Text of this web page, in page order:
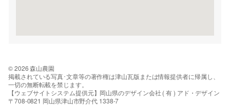
© 2026 森山農園
掲載されている写真･文章等の著作権は津山瓦版または情報提供者に帰属し、
一切の無断転載を禁じます。
【ウェブサイトシステム提供元】岡山県のデザイン会社 ( 有 ) アド・デザイン
〒708-0821 岡山県津山市野介代 1338-7